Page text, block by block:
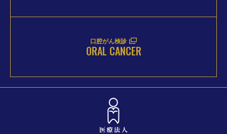
口腔がん検診
ORAL CANCER